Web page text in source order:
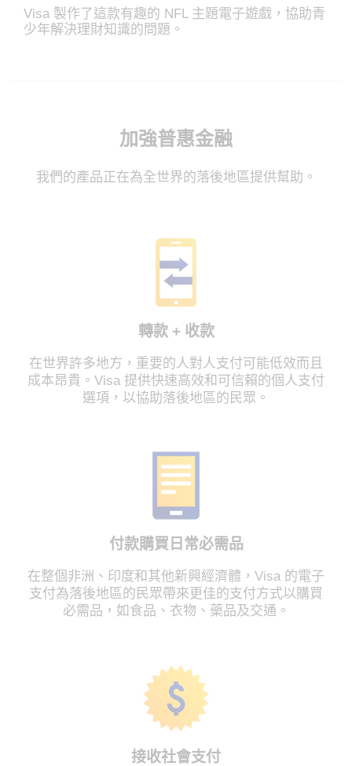
Visa 製作了這款有趣的 NFL 主題電子遊戲，協助青
少年解決理財知識的問題。
加強普惠金融
我們的產品正在為全世界的落後地區提供幫助。
轉款 + 收款
在世界許多地方，重要的人對人支付可能低效而且
成本昂貴。Visa 提供快速高效和可信賴的個人支付
選項，以協助落後地區的民眾。
付款購買日常必需品
在整個非洲、印度和其他新興經濟體，Visa 的電子
支付為落後地區的民眾帶來更佳的支付方式以購買
必需品，如食品、衣物、藥品及交通。
接收社會支付